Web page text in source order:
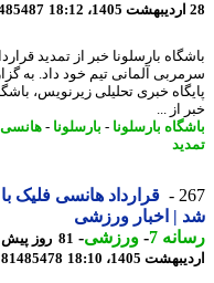
81485487
بارسلونا خبر از تمدید قرارداد
آلمانی تیم خود داد. به
خبری تحلیلی زیرنویس، باشگاه
...
بارسلونا-بارسلونا-هانسی
قرارداد هانسی فلیک با
| اخبار ورزشی
7
-ورزشی-
1405، 18:10
81485478